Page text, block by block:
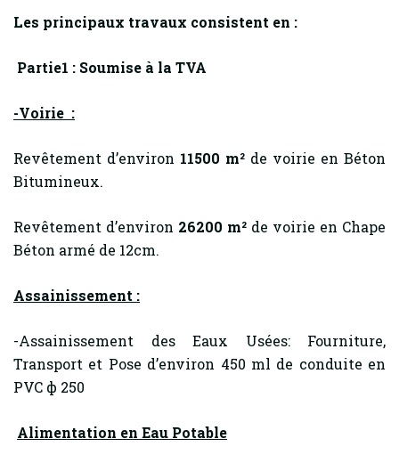
Les principaux travaux consistent en :
Partie1 : Soumise à la TVA
-Voirie :
Revêtement d’environ 11500 m² de voirie en Béton
Bitumineux.
Revêtement d’environ 26200 m² de voirie en Chape
Béton armé de 12cm.
Assainissement :
-Assainissement des Eaux Usées: Fourniture,
Transport et Pose d’environ 450 ml de conduite en
PVC ф 250
Alimentation en Eau Potable